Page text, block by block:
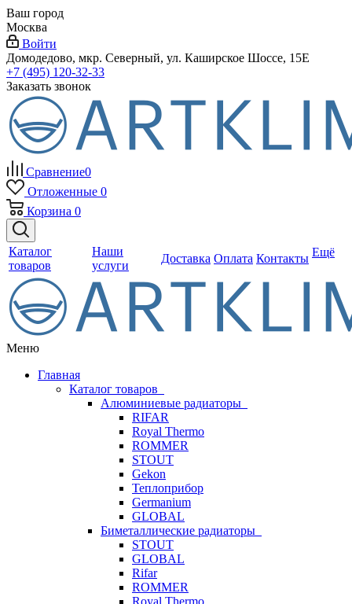
Ваш город
Москва
Войти
Домодедово, мкр. Северный, ул. Каширское Шоссе, 15Е
+7 (495) 120-32-33
Заказать звонок
Сравнение0
Отложенные 0
Корзина 0
Каталог
товаров
Наши
услуги
Доставка Оплата Контакты Ещё
Меню
Главная
Каталог товаров
Алюминиевые радиаторы
RIFAR
Royal Thermo
ROMMER
STOUT
Gekon
Теплоприбор
Germanium
GLOBAL
Биметаллические радиаторы
STOUT
GLOBAL
Rifar
ROMMER
Royal Thermo